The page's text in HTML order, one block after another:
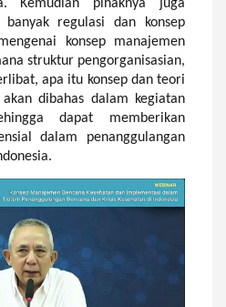
Kemudian pihaknya juga
banyak regulasi dan konsep
konsep manajemen
struktur pengorganisasian,
apa itu konsep dan teori
dibahas dalam kegiatan
dapat memberikan
dalam penanggulangan